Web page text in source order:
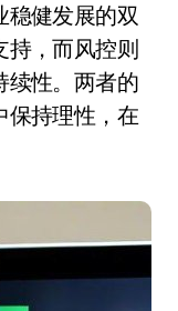
稳健发展的双
持，而风控则
续性。两者的
保持理性，在